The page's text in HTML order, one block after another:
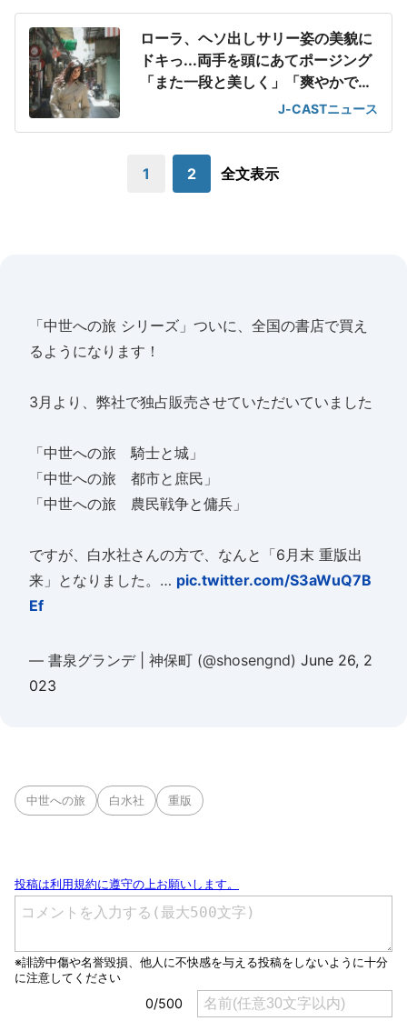
ローラ、ヘソ出しサリー姿の美貌に
ドキっ...両手を頭にあてポージング
「また一段と美しく」「爽やかで魅
J-CASTニュース
1 2 全文表示
「中世への旅 シリーズ」ついに、全国の書店で買え
るようになります！
3月より、弊社で独占販売させていただいていました
「中世への旅 騎士と城」
「中世への旅 都市と庶民」
「中世への旅 農民戦争と傭兵」
ですが、白水社さんの方で、なんと「6月末 重版出
来」となりました。… pic.twitter.com/S3aWuQ7B
Ef
— 書泉グランデ | 神保町 (@shosengnd) June 26, 2
023
中世への旅 白水社 重版